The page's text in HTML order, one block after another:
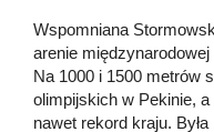
Wspomniana
arenie międzynarodowej
Na 1000 i 1500 metrów
olimpijskich w Pekinie,
nawet rekord kraju.